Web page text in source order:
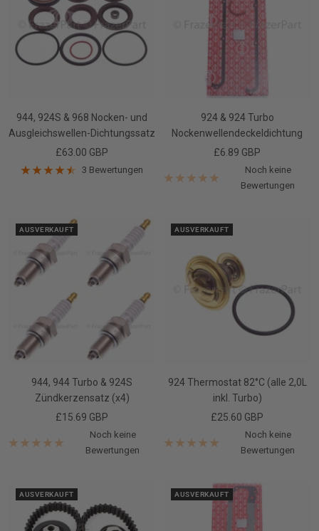
944, 924S & 968 Nocken- und
Ausgleichswellen-Dichtungssatz
Angebotspreis
£63.00 GBP
3 Bewertungen
924 & 924 Turbo
Nockenwellendeckeldichtung
Angebotspreis
£6.89 GBP
Noch keine
Bewertungen
AUSVERKAUFT
944, 944 Turbo & 924S
Zündkerzensatz (x4)
Angebotspreis
£15.69 GBP
Noch keine
Bewertungen
AUSVERKAUFT
924 Thermostat 82°C (alle 2,0L
inkl. Turbo)
Angebotspreis
£25.60 GBP
Noch keine
Bewertungen
AUSVERKAUFT AUSVERKAUFT